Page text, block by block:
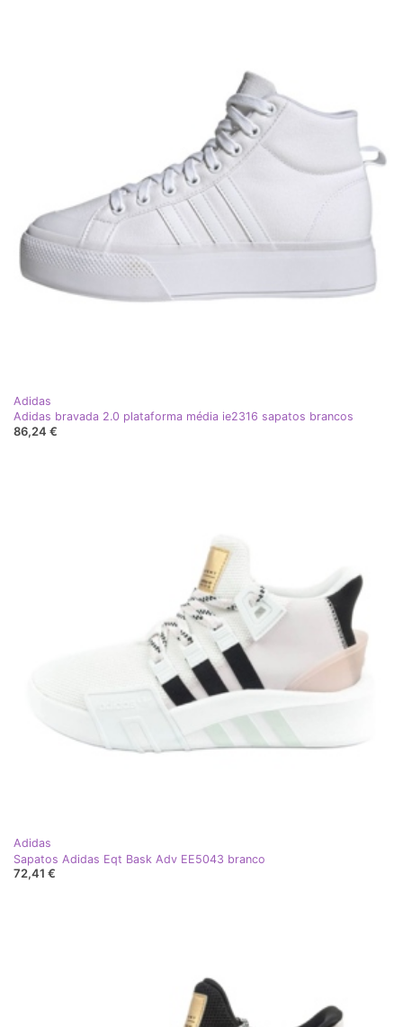
Adidas
Adidas bravada 2.0 plataforma média ie2316 sapatos brancos
86,24 €
Adidas
Sapatos Adidas Eqt Bask Adv EE5043 branco
72,41 €